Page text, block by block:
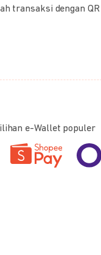
transaksi dengan
e-Wallet populer